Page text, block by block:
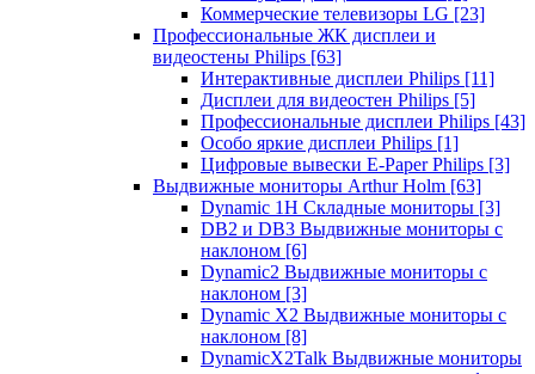
Коммерческие телевизоры LG [23]
Профессиональные ЖК дисплеи и
видеостены Philips [63]
Интерактивные дисплеи Philips [11]
Дисплеи для видеостен Philips [5]
Профессиональные дисплеи Philips [43]
Особо яркие дисплеи Philips [1]
Цифровые вывески E-Paper Philips [3]
Выдвижные мониторы Arthur Holm [63]
Dynamic 1Н Складные мониторы [3]
DB2 и DB3 Выдвижные мониторы с
наклоном [6]
Dynamic2 Выдвижные мониторы с
наклоном [3]
Dynamic X2 Выдвижные мониторы с
наклоном [8]
DynamicX2Talk Выдвижные мониторы